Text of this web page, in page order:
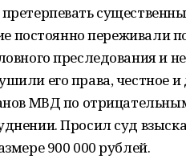
постоянно переживали
преследования и
его права, честное
МВД по
Просил суд
900 000 рублей.